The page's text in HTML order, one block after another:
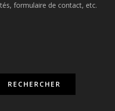
formulaire de contact, etc.